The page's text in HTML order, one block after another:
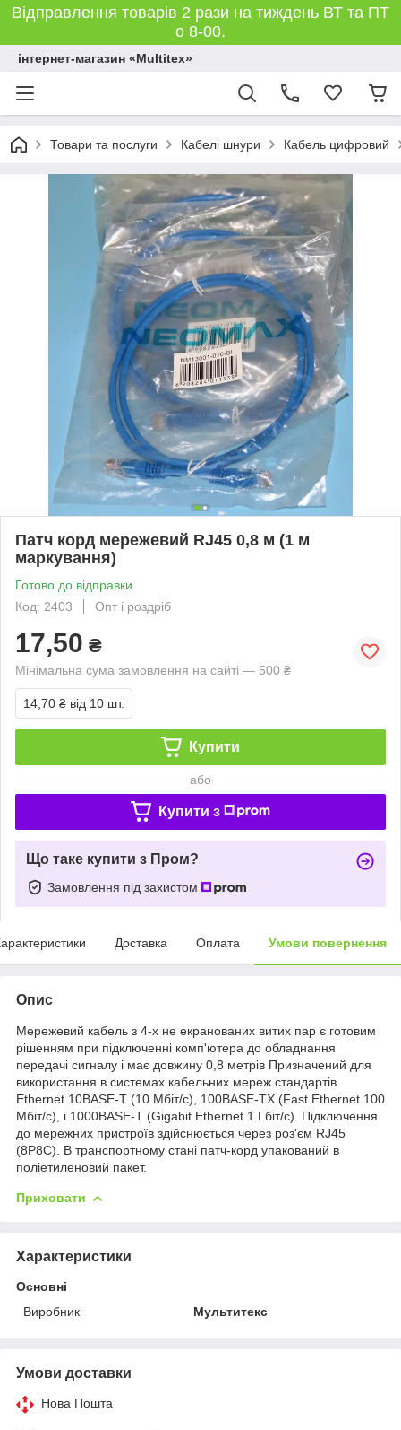
Відправлення товарів 2 рази на тиждень ВТ та ПТ
о 8-00.
інтернет-магазин «Multitex»
Товари та послуги Кабелі шнури Кабель цифровий
Патч корд мережевий RJ45 0,8 м (1 м
маркування)
Готово до відправки
Код: 2403
Опт і роздріб
17,50 ₴
Мінімальна сума замовлення на сайті — 500 ₴
14,70 ₴ від 10 шт.
Купити
або
Купити з
Що таке купити з Пром?
Замовлення під захистом
Доставка Оплата Умови повернення
Опис
Мережевий кабель з 4-х не екранованих витих пар є готовим
рішенням при підключенні комп'ютера до обладнання
передачі сигналу і має довжину 0,8 метрів Призначений для
використання в системах кабельних мереж стандартів
Ethernet 10BASE-T (10 Мбіт/с), 100BASE-TX (Fast Ethernet 100
Мбіт/с), і 1000BASE-T (Gigabit Ethernet 1 Гбіт/с). Підключення
до мережних пристроїв здійснюється через роз'єм RJ45
(8P8C). В транспортному стані патч-корд упакований в
поліетиленовий пакет.
Приховати
Характеристики
Основні
Виробник
Мультитекс
Умови доставки
Нова Пошта